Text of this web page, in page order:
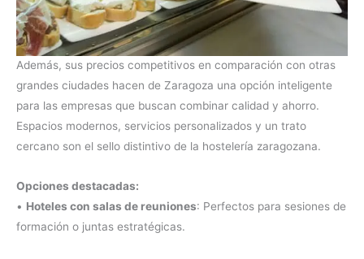
Además, sus precios competitivos en comparación con otras
grandes ciudades hacen de Zaragoza una opción inteligente
para las empresas que buscan combinar calidad y ahorro.
Espacios modernos, servicios personalizados y un trato
cercano son el sello distintivo de la hostelería zaragozana.
Opciones destacadas:
• Hoteles con salas de reuniones: Perfectos para sesiones de
formación o juntas estratégicas.